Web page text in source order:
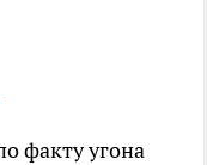
факту угона